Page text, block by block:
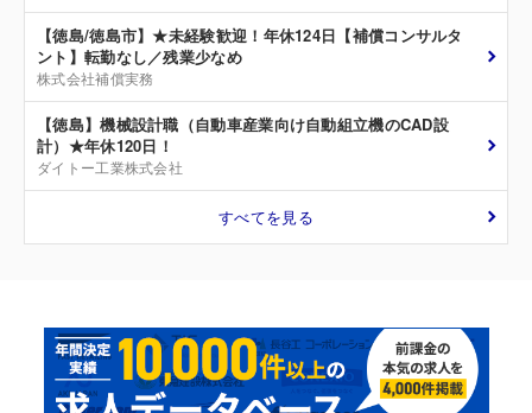
【徳島/徳島市】★未経験歓迎！年休124日【補償コンサルタ
ント】転勤なし／残業少なめ
株式会社補償実務
【徳島】機械設計職（自動車産業向け自動組立機のCAD設
計）★年休120日！
ダイトー工業株式会社
すべてを見る